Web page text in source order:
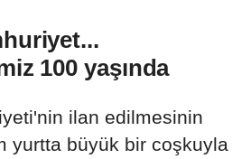
100 yaşında
ilan edilmesinin
yurtta büyük bir coşkuyla